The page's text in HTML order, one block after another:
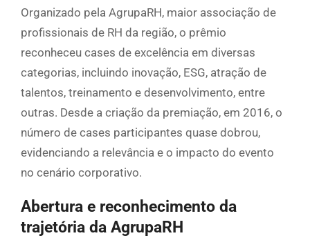
Organizado pela AgrupaRH, maior associação de
profissionais de RH da região, o prêmio
reconheceu cases de excelência em diversas
categorias, incluindo inovação, ESG, atração de
talentos, treinamento e desenvolvimento, entre
outras. Desde a criação da premiação, em 2016, o
número de cases participantes quase dobrou,
evidenciando a relevância e o impacto do evento
no cenário corporativo.
Abertura e reconhecimento da
trajetória da AgrupaRH